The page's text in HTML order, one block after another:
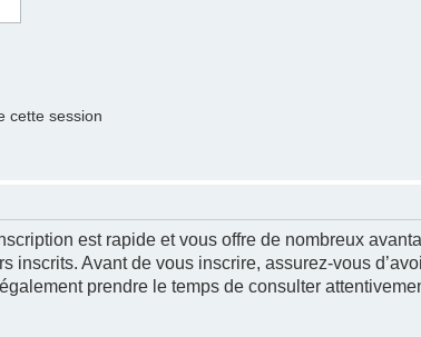
cette session
est rapide et vous offre de nombreux
inscrits. Avant de vous inscrire, assurez-vous
prendre le temps de consulter